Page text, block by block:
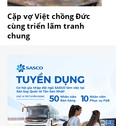
Cặp vợ Việt chồng Đức
cùng triển lãm tranh
chung